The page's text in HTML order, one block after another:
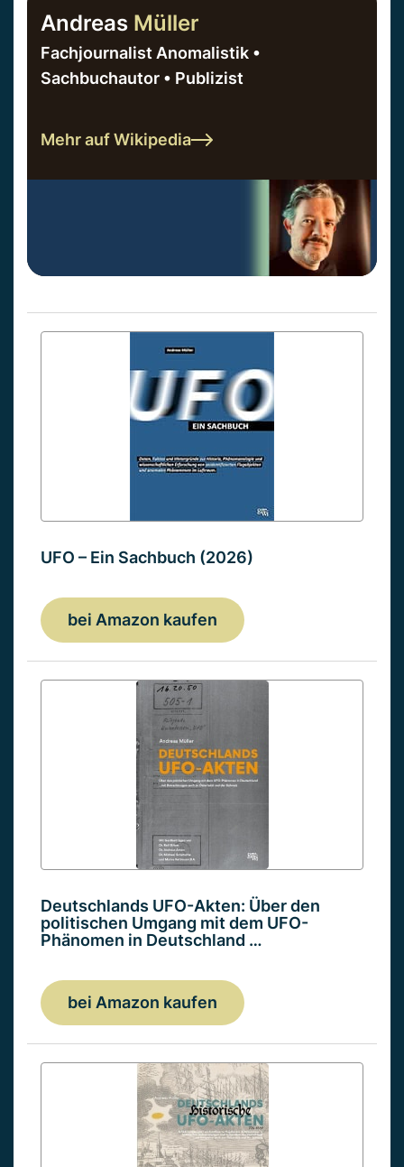
Andreas Müller
Fachjournalist Anomalistik •
Sachbuchautor • Publizist
Mehr auf Wikipedia
UFO – Ein Sachbuch (2026)
bei Amazon kaufen
Deutschlands UFO-Akten: Über den
politischen Umgang mit dem UFO-
Phänomen in Deutschland …
bei Amazon kaufen